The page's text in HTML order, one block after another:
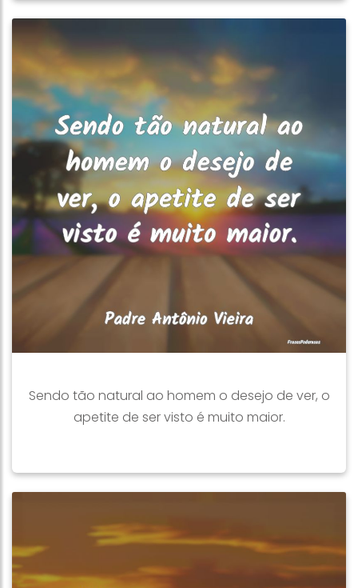
Sendo tão natural ao homem o desejo de ver, o
apetite de ser visto é muito maior.